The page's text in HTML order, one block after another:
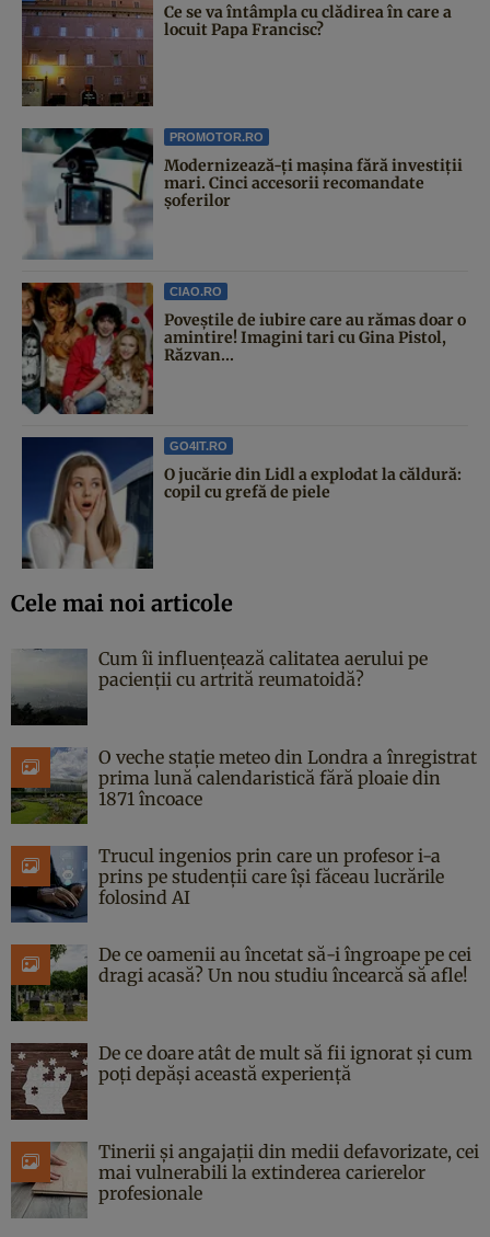
Ce se va întâmpla cu clădirea în care a
locuit Papa Francisc?
PROMOTOR.RO
Modernizează-ți mașina fără investiții
mari. Cinci accesorii recomandate
șoferilor
CIAO.RO
Poveştile de iubire care au rămas doar o
amintire! Imagini tari cu Gina Pistol,
Răzvan...
GO4IT.RO
O jucărie din Lidl a explodat la căldură:
copil cu grefă de piele
Cele mai noi articole
Cum îi influențează calitatea aerului pe
pacienții cu artrită reumatoidă?
O veche stație meteo din Londra a înregistrat
prima lună calendaristică fără ploaie din
1871 încoace
Trucul ingenios prin care un profesor i-a
prins pe studenții care își făceau lucrările
folosind AI
De ce oamenii au încetat să-i îngroape pe cei
dragi acasă? Un nou studiu încearcă să afle!
De ce doare atât de mult să fii ignorat și cum
poți depăși această experiență
Tinerii și angajații din medii defavorizate, cei
mai vulnerabili la extinderea carierelor
profesionale